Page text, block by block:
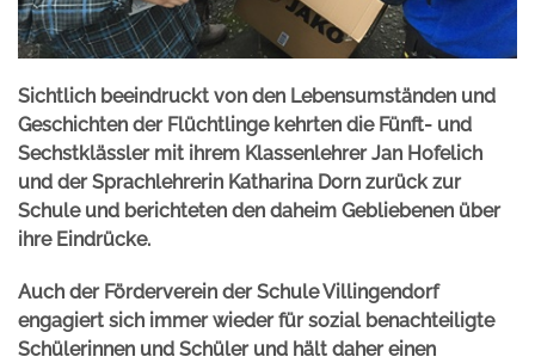
Sichtlich beeindruckt von den Lebensumständen und
Geschichten der Flüchtlinge kehrten die Fünft- und
Sechstklässler mit ihrem Klassenlehrer Jan Hofelich
und der Sprachlehrerin Katharina Dorn zurück zur
Schule und berichteten den daheim Gebliebenen über
ihre Eindrücke.
Auch der Förderverein der Schule Villingendorf
engagiert sich immer wieder für sozial benachteiligte
Schülerinnen und Schüler und hält daher einen